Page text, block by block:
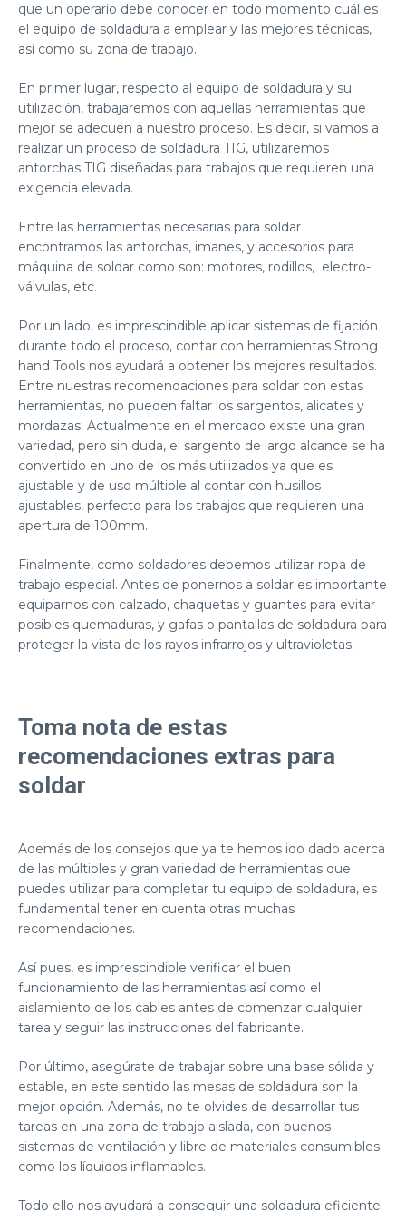
que un operario debe conocer en todo momento cuál es
el equipo de soldadura a emplear y las mejores técnicas,
así como su zona de trabajo.
En primer lugar, respecto al equipo de soldadura y su
utilización, trabajaremos con aquellas herramientas que
mejor se adecuen a nuestro proceso. Es decir, si vamos a
realizar un proceso de soldadura TIG, utilizaremos
antorchas TIG diseñadas para trabajos que requieren una
exigencia elevada.
Entre las herramientas necesarias para soldar
encontramos las antorchas, imanes, y accesorios para
máquina de soldar como son: motores, rodillos, electro-
válvulas, etc.
Por un lado, es imprescindible aplicar sistemas de fijación
durante todo el proceso, contar con herramientas Strong
hand Tools nos ayudará a obtener los mejores resultados.
Entre nuestras recomendaciones para soldar con estas
herramientas, no pueden faltar los sargentos, alicates y
mordazas. Actualmente en el mercado existe una gran
variedad, pero sin duda, el sargento de largo alcance se ha
convertido en uno de los más utilizados ya que es
ajustable y de uso múltiple al contar con husillos
ajustables, perfecto para los trabajos que requieren una
apertura de 100mm.
Finalmente, como soldadores debemos utilizar ropa de
trabajo especial. Antes de ponernos a soldar es importante
equiparnos con calzado, chaquetas y guantes para evitar
posibles quemaduras, y gafas o pantallas de soldadura para
proteger la vista de los rayos infrarrojos y ultravioletas.
Toma nota de estas
recomendaciones extras para
soldar
Además de los consejos que ya te hemos ido dado acerca
de las múltiples y gran variedad de herramientas que
puedes utilizar para completar tu equipo de soldadura, es
fundamental tener en cuenta otras muchas
recomendaciones.
Así pues, es imprescindible verificar el buen
funcionamiento de las herramientas así como el
aislamiento de los cables antes de comenzar cualquier
tarea y seguir las instrucciones del fabricante.
Por último, asegúrate de trabajar sobre una base sólida y
estable, en este sentido las mesas de soldadura son la
mejor opción. Además, no te olvides de desarrollar tus
tareas en una zona de trabajo aislada, con buenos
sistemas de ventilación y libre de materiales consumibles
como los líquidos inflamables.
Todo ello nos ayudará a conseguir una soldadura eficiente